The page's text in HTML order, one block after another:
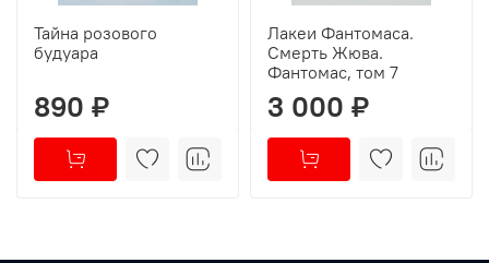
Тайна розового
будуара
890 ₽
Лакеи Фантомаса.
Смерть Жюва.
Фантомас, том 7
3 000 ₽